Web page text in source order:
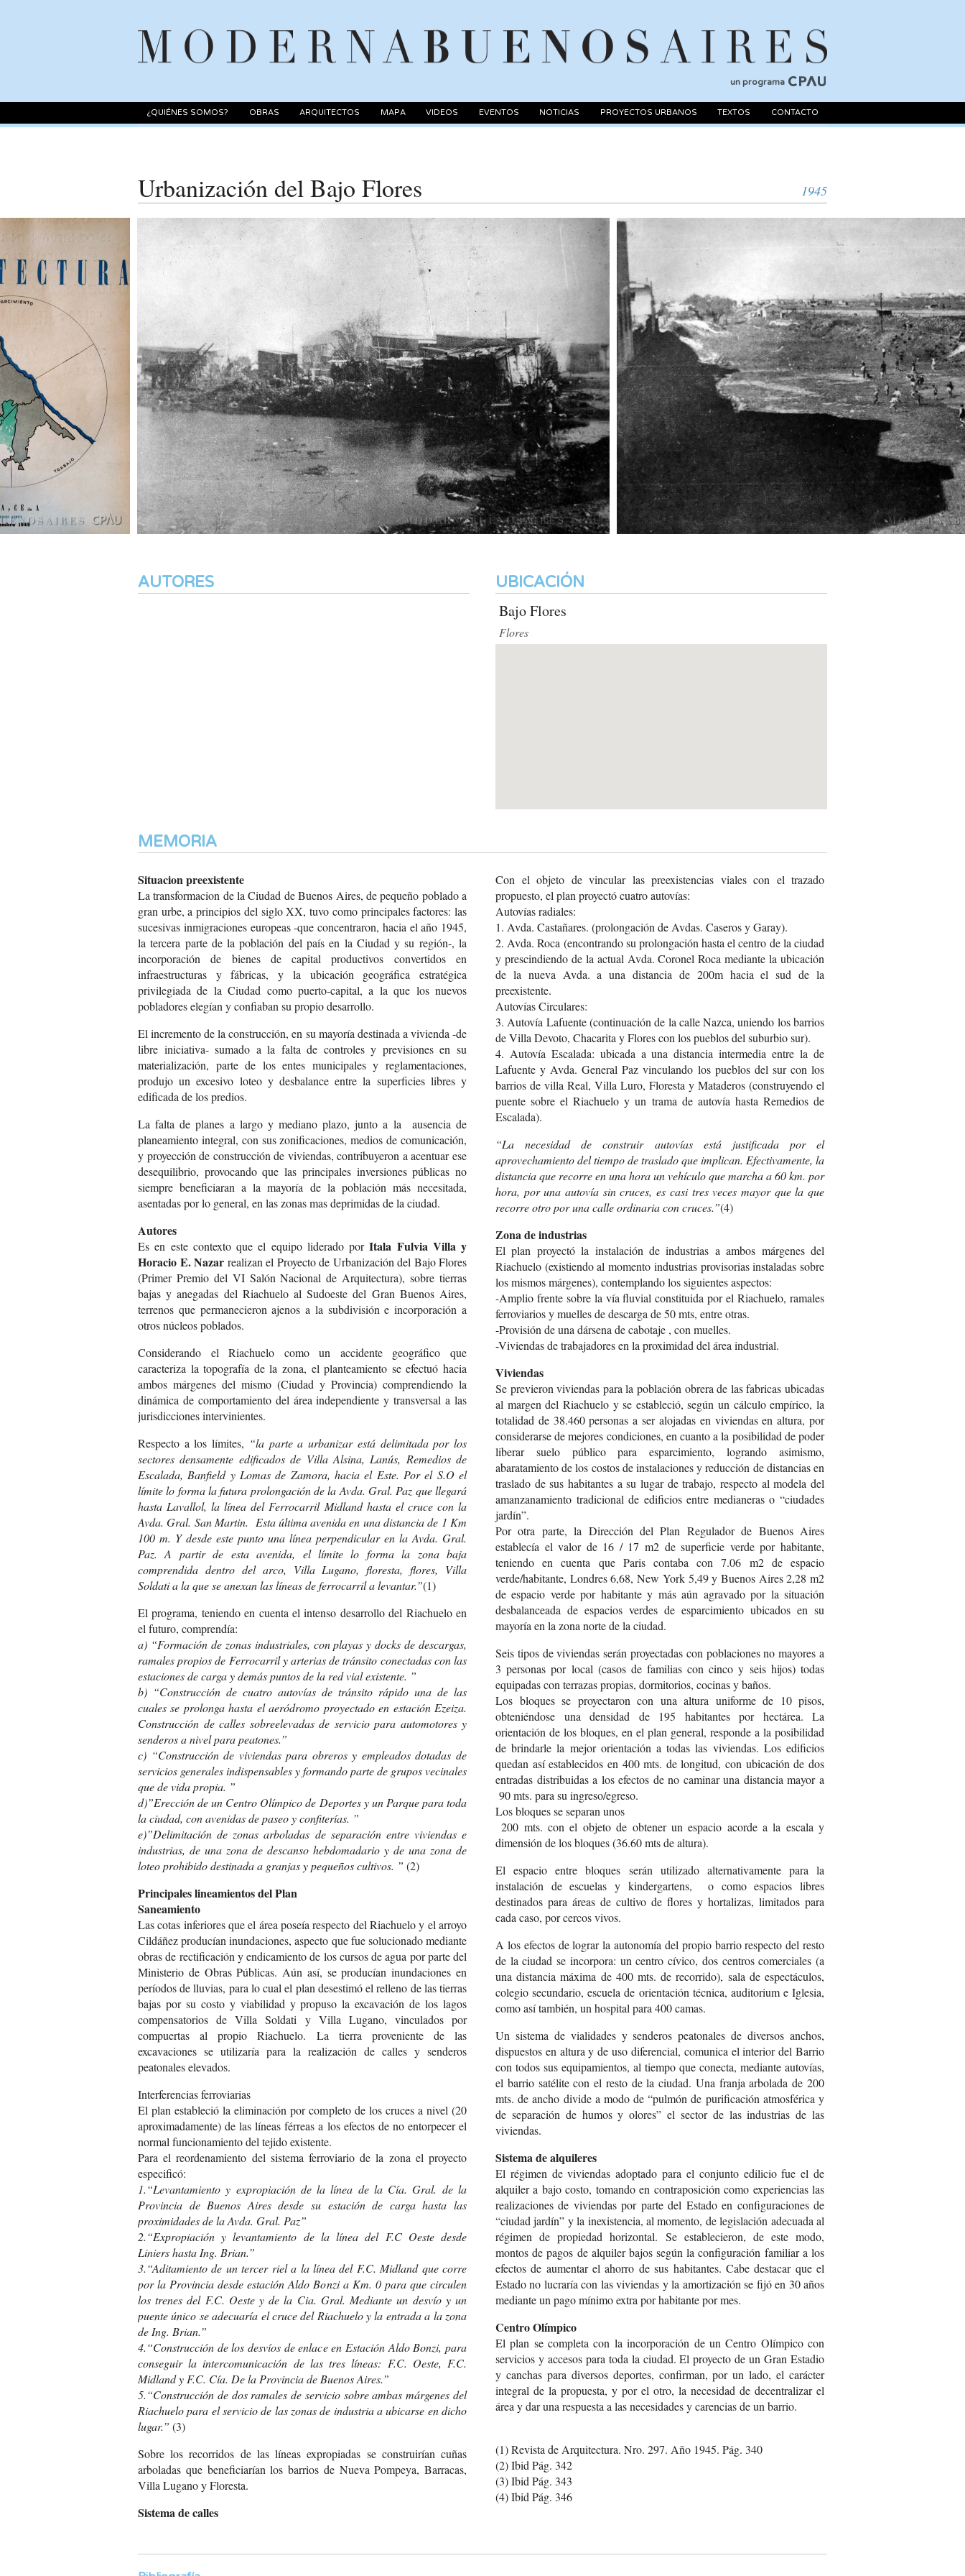
un programa
¿QUIÉNES SOMOS? OBRAS ARQUITECTOS MAPA VIDEOS EVENTOS NOTICIAS PROYECTOS URBANOS TEXTOS CONTACTO
Urbanización del Bajo Flores 1945
AUTORES UBICACIÓN
Bajo Flores
Flores
MEMORIA
Situacion preexistente
La transformacion de la Ciudad de Buenos Aires, de pequeño poblado a
gran urbe, a principios del siglo XX, tuvo como principales factores: las
sucesivas inmigraciones europeas -que concentraron, hacia el año 1945,
la tercera parte de la población del país en la Ciudad y su región-, la
incorporación de bienes de capital productivos convertidos en
infraestructuras y fábricas, y la ubicación geográfica estratégica
privilegiada de la Ciudad como puerto-capital, a la que los nuevos
pobladores elegían y confiaban su propio desarrollo.
El incremento de la construcción, en su mayoría destinada a vivienda -de
libre iniciativa- sumado a la falta de controles y previsiones en su
materialización, parte de los entes municipales y reglamentaciones,
produjo un excesivo loteo y desbalance entre la superficies libres y
edificada de los predios.
La falta de planes a largo y mediano plazo, junto a la ausencia de
planeamiento integral, con sus zonificaciones, medios de comunicación,
y proyección de construcción de viviendas, contribuyeron a acentuar ese
desequilibrio, provocando que las principales inversiones públicas no
siempre beneficiaran a la mayoría de la población más necesitada,
asentadas por lo general, en las zonas mas deprimidas de la ciudad.
Autores
Es en este contexto que el equipo liderado porItala Fulvia Villa y
Horacio E. Nazar realizan el Proyecto de Urbanización del Bajo Flores
(Primer Premio del VI Salón Nacional de Arquitectura), sobre tierras
bajas y anegadas del Riachuelo al Sudoeste del Gran Buenos Aires,
terrenos que permanecieron ajenos a la subdivisión e incorporación a
otros núcleos poblados.
Considerando el Riachuelo como un accidente geográfico que
caracteriza la topografía de la zona, el planteamiento se efectuó hacia
ambos márgenes del mismo (Ciudad y Provincia) comprendiendo la
dinámica de comportamiento del área independiente y transversal a las
jurisdicciones intervinientes.
Respecto a los límites, “la parte a urbanizar está delimitada por los
sectores densamente edificados de Villa Alsina, Lanús, Remedios de
Escalada, Banfield y Lomas de Zamora, hacia el Este. Por el S.O el
límite lo forma la futura prolongación de la Avda. Gral. Paz que llegará
hasta Lavallol, la línea del Ferrocarril Midland hasta el cruce con la
Avda. Gral. San Martin. Esta última avenida en una distancia de 1 Km
100 m. Y desde este punto una línea perpendicular en la Avda. Gral.
Paz. A partir de esta avenida, el límite lo forma la zona baja
comprendida dentro del arco, Villa Lugano, floresta, flores, Villa
Soldati a la que se anexan las líneas de ferrocarril a levantar.”(1)
El programa, teniendo en cuenta el intenso desarrollo del Riachuelo en
el futuro, comprendía:
a) “Formación de zonas industriales, con playas y docks de descargas,
ramales propios de Ferrocarril y arterias de tránsito conectadas con las
estaciones de carga y demás puntos de la red vial existente. ”
b) “Construcción de cuatro autovías de tránsito rápido una de las
cuales se prolonga hasta el aeródromo proyectado en estación Ezeiza.
Construcción de calles sobreelevadas de servicio para automotores y
senderos a nivel para peatones.”
c) “Construcción de viviendas para obreros y empleados dotadas de
servicios generales indispensables y formando parte de grupos vecinales
que de vida propia. ”
d)”Erección de un Centro Olímpico de Deportes y un Parque para toda
la ciudad, con avenidas de paseo y confiterías. ”
e)”Delimitación de zonas arboladas de separación entre viviendas e
industrias, de una zona de descanso hebdomadario y de una zona de
loteo prohibido destinada a granjas y pequeños cultivos. ” (2)
Principales lineamientos del Plan
Saneamiento
Las cotas inferiores que el área poseía respecto del Riachuelo y el arroyo
Cildáñez producían inundaciones, aspecto que fue solucionado mediante
obras de rectificación y endicamiento de los cursos de agua por parte del
Ministerio de Obras Públicas. Aún así, se producían inundaciones en
períodos de lluvias, para lo cual el plan desestimó el relleno de las tierras
bajas por su costo y viabilidad y propuso la excavación de los lagos
compensatorios de Villa Soldati y Villa Lugano, vinculados por
compuertas al propio Riachuelo. La tierra proveniente de las
excavaciones se utilizaría para la realización de calles y senderos
peatonales elevados.
Interferencias ferroviarias
El plan estableció la eliminación por completo de los cruces a nivel (20
aproximadamente) de las líneas férreas a los efectos de no entorpecer el
normal funcionamiento del tejido existente.
Para el reordenamiento del sistema ferroviario de la zona el proyecto
especificó:
1.“Levantamiento y expropiación de la línea de la Cía. Gral. de la
Provincia de Buenos Aires desde su estación de carga hasta las
proximidades de la Avda. Gral. Paz”
2.“Expropiación y levantamiento de la línea del F.C Oeste desde
Liniers hasta Ing. Brian.”
3.“Aditamiento de un tercer riel a la línea del F.C. Midland que corre
por la Provincia desde estación Aldo Bonzi a Km. 0 para que circulen
los trenes del F.C. Oeste y de la Cia. Gral. Mediante un desvío y un
puente único se adecuaría el cruce del Riachuelo y la entrada a la zona
de Ing. Brian.”
4.“Construcción de los desvíos de enlace en Estación Aldo Bonzi, para
conseguir la intercomunicación de las tres líneas: F.C. Oeste, F.C.
Midland y F.C. Cía. De la Provincia de Buenos Aires.”
5.“Construcción de dos ramales de servicio sobre ambas márgenes del
Riachuelo para el servicio de las zonas de industria a ubicarse en dicho
lugar.” (3)
Sobre los recorridos de las líneas expropiadas se construirían cuñas
arboladas que beneficiarían los barrios de Nueva Pompeya, Barracas,
Villa Lugano y Floresta.
Sistema de calles
Con el objeto de vincular las preexistencias viales con el trazado
propuesto, el plan proyectó cuatro autovías:
Autovías radiales:
1. Avda. Castañares. (prolongación de Avdas. Caseros y Garay).
2. Avda. Roca (encontrando su prolongación hasta el centro de la ciudad
y prescindiendo de la actual Avda. Coronel Roca mediante la ubicación
de la nueva Avda. a una distancia de 200m hacia el sud de la
preexistente.
Autovías Circulares:
3. Autovía Lafuente (continuación de la calle Nazca, uniendo los barrios
de Villa Devoto, Chacarita y Flores con los pueblos del suburbio sur).
4. Autovía Escalada: ubicada a una distancia intermedia entre la de
Lafuente y Avda. General Paz vinculando los pueblos del sur con los
barrios de villa Real, Villa Luro, Floresta y Mataderos (construyendo el
puente sobre el Riachuelo y un trama de autovía hasta Remedios de
Escalada).
“La necesidad de construir autovías está justificada por el
aprovechamiento del tiempo de traslado que implican. Efectivamente, la
distancia que recorre en una hora un vehículo que marcha a 60 km. por
hora, por una autovía sin cruces, es casi tres veces mayor que la que
recorre otro por una calle ordinaria con cruces.”(4)
Zona de industrias
El plan proyectó la instalación de industrias a ambos márgenes del
Riachuelo (existiendo al momento industrias provisorias instaladas sobre
los mismos márgenes), contemplando los siguientes aspectos:
-Amplio frente sobre la vía fluvial constituida por el Riachuelo, ramales
ferroviarios y muelles de descarga de 50 mts, entre otras.
-Provisión de una dársena de cabotaje , con muelles.
-Viviendas de trabajadores en la proximidad del área industrial.
Viviendas
Se previeron viviendas para la población obrera de las fabricas ubicadas
al margen del Riachuelo y se estableció, según un cálculo empírico, la
totalidad de 38.460 personas a ser alojadas en viviendas en altura, por
considerarse de mejores condiciones, en cuanto a la posibilidad de poder
liberar suelo público para esparcimiento, logrando asimismo,
abaratamiento de los costos de instalaciones y reducción de distancias en
traslado de sus habitantes a su lugar de trabajo, respecto al modela del
amanzanamiento tradicional de edificios entre medianeras o “ciudades
jardín”.
Por otra parte, la Dirección del Plan Regulador de Buenos Aires
establecía el valor de 16 / 17 m2 de superficie verde por habitante,
teniendo en cuenta que Paris contaba con 7.06 m2 de espacio
verde/habitante, Londres 6,68, New York 5,49 y Buenos Aires 2,28 m2
de espacio verde por habitante y más aún agravado por la situación
desbalanceada de espacios verdes de esparcimiento ubicados en su
mayoría en la zona norte de la ciudad.
Seis tipos de viviendas serán proyectadas con poblaciones no mayores a
3 personas por local (casos de familias con cinco y seis hijos) todas
equipadas con terrazas propias, dormitorios, cocinas y baños.
Los bloques se proyectaron con una altura uniforme de 10 pisos,
obteniéndose una densidad de 195 habitantes por hectárea. La
orientación de los bloques, en el plan general, responde a la posibilidad
de brindarle la mejor orientación a todas las viviendas. Los edificios
quedan así establecidos en 400 mts. de longitud, con ubicación de dos
entradas distribuidas a los efectos de no caminar una distancia mayor a
90 mts. para su ingreso/egreso.
Los bloques se separan unos
200 mts. con el objeto de obtener un espacio acorde a la escala y
dimensión de los bloques (36.60 mts de altura).
El espacio entre bloques serán utilizado alternativamente para la
instalación de escuelas y kindergartens, o como espacios libres
destinados para áreas de cultivo de flores y hortalizas, limitados para
cada caso, por cercos vivos.
A los efectos de lograr la autonomía del propio barrio respecto del resto
de la ciudad se incorpora: un centro cívico, dos centros comerciales (a
una distancia máxima de 400 mts. de recorrido), sala de espectáculos,
colegio secundario, escuela de orientación técnica, auditorium e Iglesia,
como así también, un hospital para 400 camas.
Un sistema de vialidades y senderos peatonales de diversos anchos,
dispuestos en altura y de uso diferencial, comunica el interior del Barrio
con todos sus equipamientos, al tiempo que conecta, mediante autovías,
el barrio satélite con el resto de la ciudad. Una franja arbolada de 200
mts. de ancho divide a modo de “pulmón de purificación atmosférica y
de separación de humos y olores” el sector de las industrias de las
viviendas.
Sistema de alquileres
El régimen de viviendas adoptado para el conjunto edilicio fue el de
alquiler a bajo costo, tomando en contraposición como experiencias las
realizaciones de viviendas por parte del Estado en configuraciones de
“ciudad jardín” y la inexistencia, al momento, de legislación adecuada al
régimen de propiedad horizontal. Se establecieron, de este modo,
montos de pagos de alquiler bajos según la configuración familiar a los
efectos de aumentar el ahorro de sus habitantes. Cabe destacar que el
Estado no lucraría con las viviendas y la amortización se fijó en 30 años
mediante un pago mínimo extra por habitante por mes.
Centro Olímpico
El plan se completa con la incorporación de un Centro Olímpico con
servicios y accesos para toda la ciudad. El proyecto de un Gran Estadio
y canchas para diversos deportes, confirman, por un lado, el carácter
integral de la propuesta, y por el otro, la necesidad de decentralizar el
área y dar una respuesta a las necesidades y carencias de un barrio.
(1) Revista de Arquitectura. Nro. 297. Año 1945. Pág. 340
(2) Ibid Pág. 342
(3) Ibid Pág. 343
(4) Ibid Pág. 346